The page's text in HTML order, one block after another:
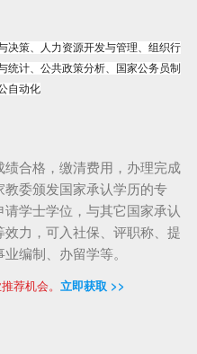
决策、人力资源开发与管理、组织行
统计、公共政策分析、国家公务员制
自动化
合格，缴清费用，办理完成
委颁发国家承认学历的专
请学士学位，与其它国家承认
力，可入社保、评职称、提
编制、办留学等。
荐机会。 立即获取 >>